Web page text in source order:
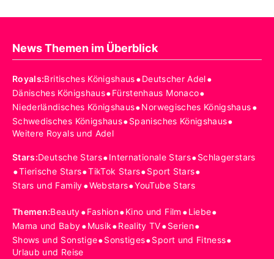
News Themen im Überblick
Royals:Britisches Königshaus•Deutscher Adel•
Dänisches Königshaus•Fürstenhaus Monaco•
Niederländisches Königshaus•Norwegisches Königshaus•
Schwedisches Königshaus•Spanisches Königshaus•
Weitere Royals und Adel
Stars:Deutsche Stars•Internationale Stars•Schlagerstars
•Tierische Stars•TikTok Stars•Sport Stars•
Stars und Family•Webstars•YouTube Stars
Themen:Beauty•Fashion•Kino und Film •Liebe•
Mama und Baby•Musik•Reality TV•Serien•
Shows und Sonstige•Sonstiges•Sport und Fitness•
Urlaub und Reise